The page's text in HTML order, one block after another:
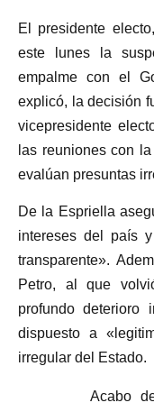
El presidente
este lunes la
empalme con el
explicó, la decisión
vicepresidente
las reuniones con
evalúan presuntas
De la Espriella
intereses del país
transparente».
Petro, al que
profundo deterioro
dispuesto a
irregular del Estado.
Acabo